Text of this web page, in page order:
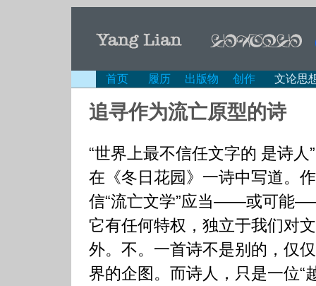
首页 履历 出版物 创作 文论思
追寻作为流亡原型的诗
“世界上最不信任文字的 是诗人
在《冬日花园》一诗中写道。
信“流亡文学”应当——或可能
它有任何特权，独立于我们对
外。不。一首诗不是别的，仅
界的企图。而诗人，只是一位“